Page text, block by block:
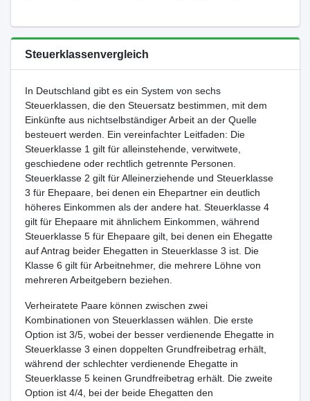
Steuerklassenvergleich
In Deutschland gibt es ein System von sechs
Steuerklassen, die den Steuersatz bestimmen, mit dem
Einkünfte aus nichtselbständiger Arbeit an der Quelle
besteuert werden. Ein vereinfachter Leitfaden: Die
Steuerklasse 1 gilt für alleinstehende, verwitwete,
geschiedene oder rechtlich getrennte Personen.
Steuerklasse 2 gilt für Alleinerziehende und Steuerklasse
3 für Ehepaare, bei denen ein Ehepartner ein deutlich
höheres Einkommen als der andere hat. Steuerklasse 4
gilt für Ehepaare mit ähnlichem Einkommen, während
Steuerklasse 5 für Ehepaare gilt, bei denen ein Ehegatte
auf Antrag beider Ehegatten in Steuerklasse 3 ist. Die
Klasse 6 gilt für Arbeitnehmer, die mehrere Löhne von
mehreren Arbeitgebern beziehen.
Verheiratete Paare können zwischen zwei
Kombinationen von Steuerklassen wählen. Die erste
Option ist 3/5, wobei der besser verdienende Ehegatte in
Steuerklasse 3 einen doppelten Grundfreibetrag erhält,
während der schlechter verdienende Ehegatte in
Steuerklasse 5 keinen Grundfreibetrag erhält. Die zweite
Option ist 4/4, bei der beide Ehegatten den